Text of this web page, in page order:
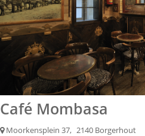
Café Mombasa
Moorkensplein 37, 2140 Borgerhout